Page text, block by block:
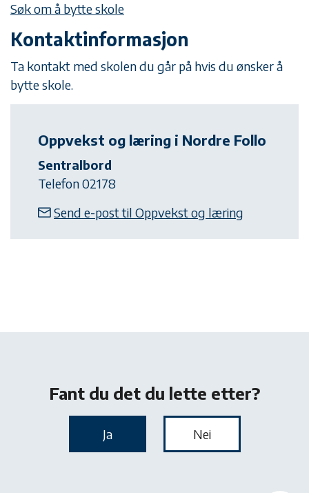
Søk om å bytte skole
Kontaktinformasjon
Ta kontakt med skolen du går på hvis du ønsker å
bytte skole.
Oppvekst og læring i Nordre Follo
Sentralbord
Telefon 02178
Send e-post til Oppvekst og læring